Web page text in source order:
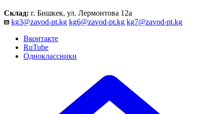
Склад: г. Бишкек, ул. Лермонтова 12а
kg3@zavod-pt.kg kg6@zavod-pt.kg kg7@zavod-pt.kg
Вконтакте
RuTube
Одноклассники